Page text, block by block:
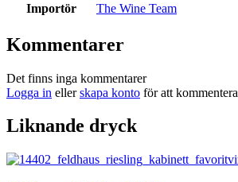
Importör
The Wine Team
Kommentarer
Det finns inga kommentarer
Logga in ellerskapa konto för att kommentera
Liknande dryck